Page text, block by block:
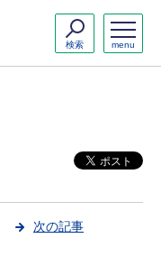
menu
検索
次の記事